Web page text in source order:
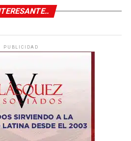
PUBLICIDAD